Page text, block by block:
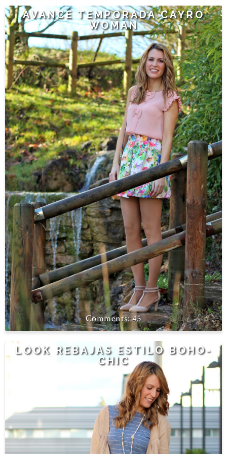
AVANCE TEMPORADA CAYRO
WOMAN
45
LOOK REBAJAS ESTILO BOHO-
CHIC